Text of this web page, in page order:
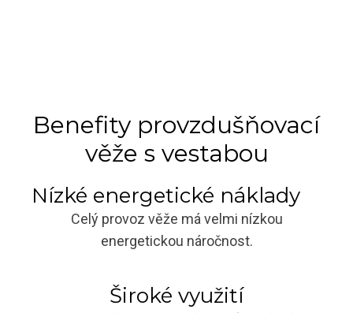
Benefity provzdušňovací
věže s vestabou
Nízké energetické náklady
Celý provoz věže má velmi nízkou
energetickou náročnost.
Široké využití